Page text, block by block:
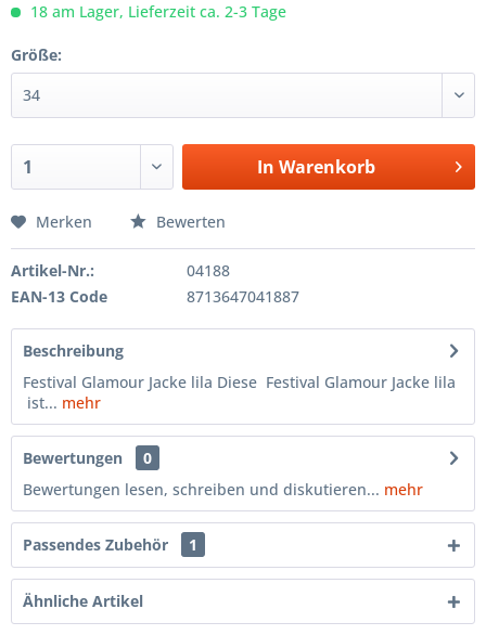
18 am Lager, Lieferzeit ca. 2-3 Tage
Größe:
In Warenkorb
Merken Bewerten
Artikel-Nr.:
04188
EAN-13 Code
8713647041887
Beschreibung
Festival Glamour Jacke lila Diese Festival Glamour Jacke lila
ist... mehr
Bewertungen
0
Bewertungen lesen, schreiben und diskutieren... mehr
Passendes Zubehör 1
Ähnliche Artikel